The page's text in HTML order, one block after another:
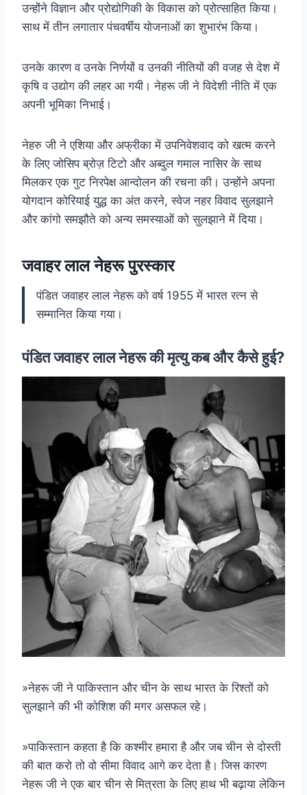
उन्होंने विज्ञान और प्रोद्योगिकी के विकास को प्रोत्साहित किया।
साथ में तीन लगातार पंचवर्षीय योजनाओं का शुभारंभ किया।
उनके कारण व उनके निर्णयों व उनकी नीतियों की वजह से देश में
कृषि व उद्योग की लहर आ गयी। नेहरू जी ने विदेशी नीति में एक
अपनी भूमिका निभाई।
नेहरु जी ने एशिया और अफ्रीका में उपनिवेशवाद को खत्म करने
के लिए जोसिप ब्रोज़ टिटो और अब्दुल गमाल नासिर के साथ
मिलकर एक गुट निरपेक्ष आन्दोलन की रचना की। उन्होंने अपना
योगदान कोरियाई युद्ध का अंत करने, स्वेज नहर विवाद सुलझाने
और कांगो समझौते को अन्य समस्याओं को सुलझाने में दिया।
जवाहर लाल नेहरू पुरस्कार
पंडित जवाहर लाल नेहरू को वर्ष 1955 में भारत रत्न से
सम्मानित किया गया।
पंडित जवाहर लाल नेहरू की मृत्यु कब और कैसे हुई?
»नेहरू जी ने पाकिस्तान और चीन के साथ भारत के रिश्तों को
सुलझाने की भी कोशिश की मगर असफल रहे।
»पाकिस्तान कहता है कि कश्मीर हमारा है और जब चीन से दोस्ती
की बात करो तो वो सीमा विवाद आगे कर देता है। जिस कारण
नेहरू जी ने एक बार चीन से मित्रता के लिए हाथ भी बढ़ाया लेकिन